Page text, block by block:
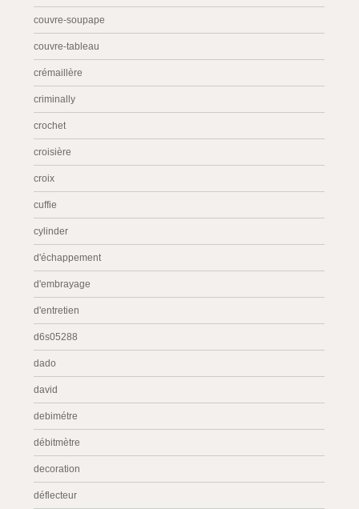
couvre-soupape
couvre-tableau
crémaillère
criminally
crochet
croisière
croix
cuffie
cylinder
d'échappement
d'embrayage
d'entretien
d6s05288
dado
david
debimétre
débitmètre
decoration
déflecteur